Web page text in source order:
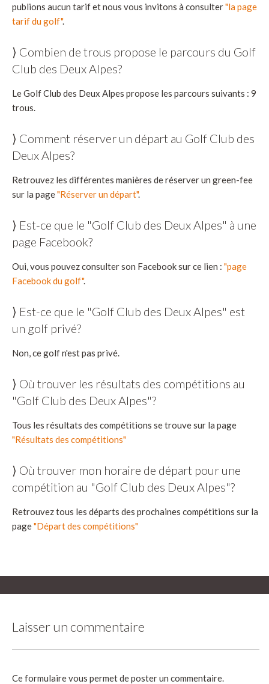
publions aucun tarif et nous vous invitons à consulter"la page
tarif du golf".
⟩ Combien de trous propose le parcours du Golf
Club des Deux Alpes?
Le Golf Club des Deux Alpes propose les parcours suivants : 9
trous.
⟩ Comment réserver un départ au Golf Club des
Deux Alpes?
Retrouvez les différentes manières de réserver un green-fee
sur la page"Réserver un départ".
⟩ Est-ce que le "Golf Club des Deux Alpes" à une
page Facebook?
Oui, vous pouvez consulter son Facebook sur ce lien : "page
Facebook du golf".
⟩ Est-ce que le "Golf Club des Deux Alpes" est
un golf privé?
Non, ce golf n'est pas privé.
⟩ Où trouver les résultats des compétitions au
"Golf Club des Deux Alpes"?
Tous les résultats des compétitions se trouve sur la page
"Résultats des compétitions"
⟩ Où trouver mon horaire de départ pour une
compétition au "Golf Club des Deux Alpes"?
Retrouvez tous les départs des prochaines compétitions sur la
page"Départ des compétitions"
Laisser un commentaire
Ce formulaire vous permet de poster un commentaire.